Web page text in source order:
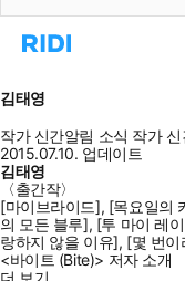
리
으
로
이
동
김태영
작가 신간알림 소식 작가 신
2015.07.10. 업데이트
김태영
〈출간작〉
[마이브라이드], [목요일의
의 모든 블루], [투 마이 레
랑하지 않을 이유], [몇 번
<바이트 (Bite)> 저자 소개